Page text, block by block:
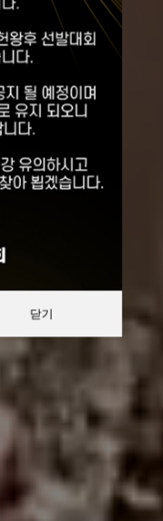
발대회
닫기